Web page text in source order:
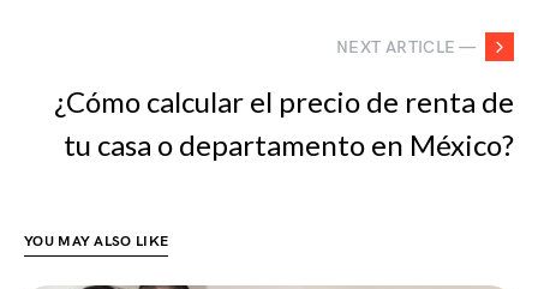
NEXT ARTICLE —
¿Cómo calcular el precio de renta de
tu casa o departamento en México?
YOU MAY ALSO LIKE